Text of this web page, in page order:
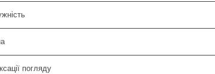
погляду